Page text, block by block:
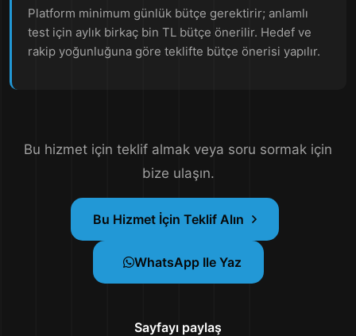
Platform minimum günlük bütçe gerektirir; anlamlı
test için aylık birkaç bin TL bütçe önerilir. Hedef ve
rakip yoğunluğuna göre teklifte bütçe önerisi yapılır.
Bu hizmet için teklif almak veya soru sormak için
bize ulaşın.
Bu Hizmet İçin Teklif Alın
WhatsApp Ile Yaz
Sayfayı paylaş